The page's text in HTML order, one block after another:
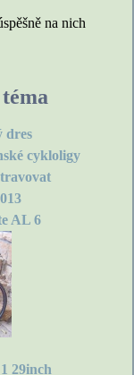
na nich
dres
cykloligy
AL 6
29inch